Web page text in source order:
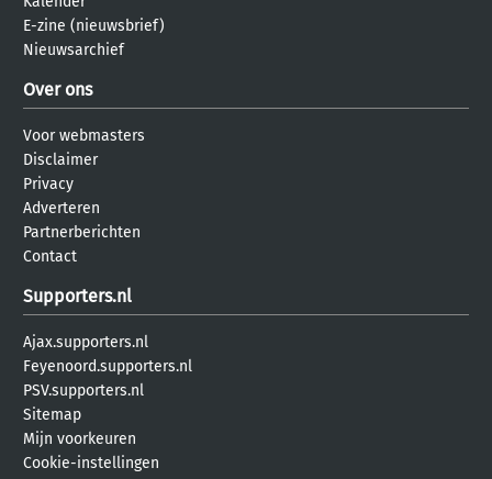
E-zine (nieuwsbrief)
Nieuwsarchief
Over ons
Voor webmasters
Disclaimer
Privacy
Adverteren
Partnerberichten
Contact
Supporters.nl
Ajax.supporters.nl
Feyenoord.supporters.nl
PSV.supporters.nl
Sitemap
Mijn voorkeuren
Cookie-instellingen